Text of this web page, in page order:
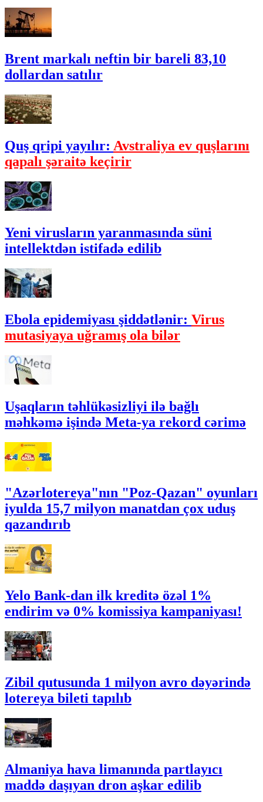
Brent markalı neftin bir bareli 83,10
dollardan satılır
Quş qripi yayılır: Avstraliya ev quşlarını
qapalı şəraitə keçirir
Yeni virusların yaranmasında süni
intellektdən istifadə edilib
Ebola epidemiyası şiddətlənir: Virus
mutasiyaya uğramış ola bilər
Uşaqların təhlükəsizliyi ilə bağlı
məhkəmə işində Meta-ya rekord cərimə
"Azərlotereya"nın "Poz-Qazan" oyunları
iyulda 15,7 milyon manatdan çox uduş
qazandırıb
Yelo Bank-dan ilk kreditə özəl 1%
endirim və 0% komissiya kampaniyası!
Zibil qutusunda 1 milyon avro dəyərində
lotereya bileti tapılıb
Almaniya hava limanında partlayıcı
maddə daşıyan dron aşkar edilib